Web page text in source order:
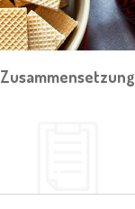
Zusammensetzung